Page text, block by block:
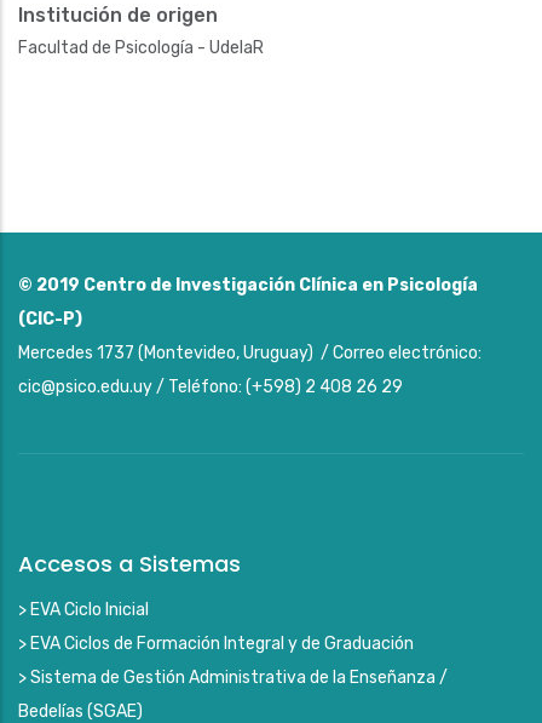
Institución de origen
Facultad de Psicología - UdelaR
© 2019 Centro de Investigación Clínica en Psicología
(CIC-P)
Mercedes 1737 (Montevideo, Uruguay) / Correo electrónico:
cic@psico.edu.uy / Teléfono: (+598) 2 408 26 29
Accesos a Sistemas
> EVA Ciclo Inicial
> EVA Ciclos de Formación Integral y de Graduación
> Sistema de Gestión Administrativa de la Enseñanza /
Bedelías (SGAE)